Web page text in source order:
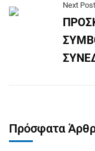
Next Post
Πρόσφατα